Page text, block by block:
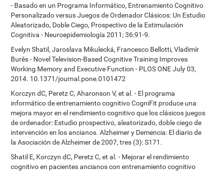
- Basado en un Programa Informático, Entrenamiento Cognitivo
Personalizado versus Juegos de Ordenador Clásicos: Un Estudio
Aleatorizado, Doble Ciego, Prospectivo de la Estimulación
Cognitiva - Neuroepidemiología 2011; 36:91-9.
Evelyn Shatil, Jaroslava Mikulecká, Francesco Bellotti, Vladimír
Burěs - Novel Television-Based Cognitive Training Improves
Working Memory and Executive Function - PLOS ONE July 03,
2014. 10.1371/journal.pone.0101472
Korczyn dC, Peretz C, Aharonson V, et al. - El programa
informático de entrenamiento cognitivo CogniFit produce una
mejora mayor en el rendimiento cognitivo que los clásicos juegos
de ordenador: Estudio prospectivo, aleatorizado, doble ciego de
intervención en los ancianos. Alzheimer y Demencia: El diario de
la Asociación de Alzheimer de 2007, tres (3): S171.
Shatil E, Korczyn dC, Peretz C, et al. - Mejorar el rendimiento
cognitivo en pacientes ancianos con entrenamiento cognitivo